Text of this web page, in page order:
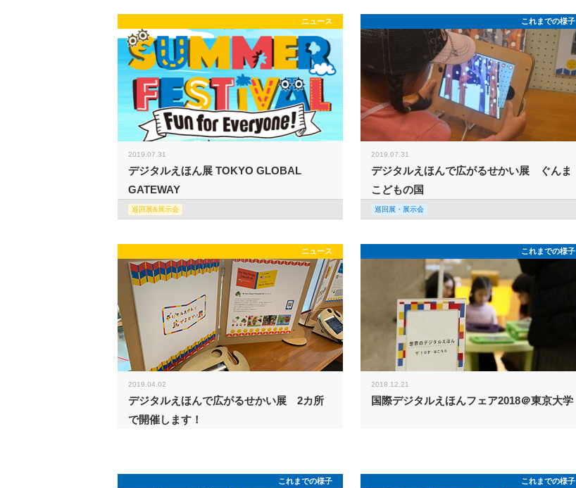
ニュース
2019.07.31
デジタルえほん展 TOKYO GLOBAL
GATEWAY
巡回展&展示会
これまでの様子
2019.07.31
デジタルえほんで広がるせかい展 ぐんま
こどもの国
巡回展・展示会
ニュース
2019.04.02
デジタルえほんで広がるせかい展 2カ所
で開催します！
これまでの様子
2018.12.21
国際デジタルえほんフェア2018＠東京大学
これまでの様子 これまでの様子